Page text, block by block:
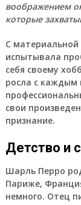
воображением
которые
С материальной
испытывала
себя своему
росла с каждым
свои
признание.
Детство и
Шарль Перро
Париже,
немного. Отец